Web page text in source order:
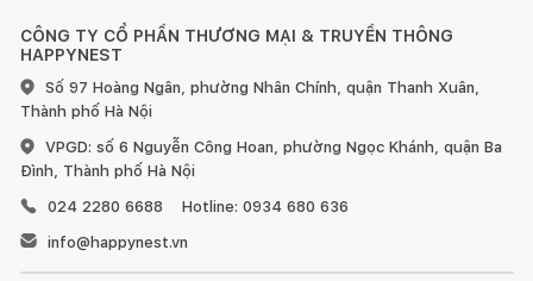
CÔNG TY CỔ PHẦN THƯƠNG MẠI & TRUYỀN THÔNG
HAPPYNEST
Số 97 Hoàng Ngân, phường Nhân Chính, quận Thanh Xuân,
Thành phố Hà Nội
VPGD: số 6 Nguyễn Công Hoan, phường Ngọc Khánh, quận Ba
Đình, Thành phố Hà Nội
024 2280 6688
Hotline: 0934 680 636
info@happynest.vn